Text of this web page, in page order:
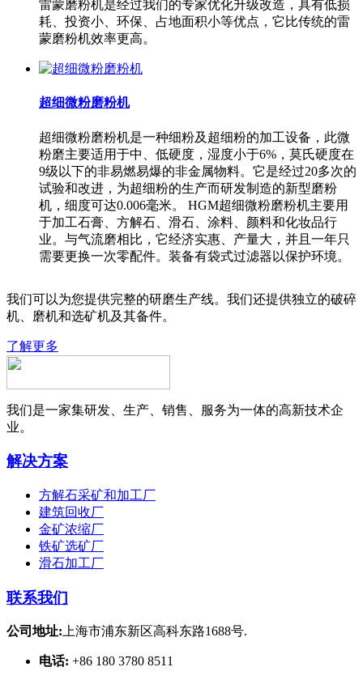
雷蒙磨粉机是经过我们的专家优化升级改造，具有低损
耗、投资小、环保、占地面积小等优点，它比传统的雷
蒙磨粉机效率更高。
超细微粉磨粉机
超细微粉磨粉机是一种细粉及超细粉的加工设备，此微
粉磨主要适用于中、低硬度，湿度小于6%，莫氏硬度在
9级以下的非易燃易爆的非金属物料。它是经过20多次的
试验和改进，为超细粉的生产而研发制造的新型磨粉
机，细度可达0.006毫米。 HGM超细微粉磨粉机主要用
于加工石膏、方解石、滑石、涂料、颜料和化妆品行
业。与气流磨相比，它经济实惠、产量大，并且一年只
需要更换一次零配件。装备有袋式过滤器以保护环境。
我们可以为您提供完整的研磨生产线。我们还提供独立的破碎
机、磨机和选矿机及其备件。
了解更多
我们是一家集研发、生产、销售、服务为一体的高新技术企
业。
解决方案
方解石采矿和加工厂
建筑回收厂
金矿浓缩厂
铁矿选矿厂
滑石加工厂
联系我们
公司地址:上海市浦东新区高科东路1688号.
电话: +86 180 3780 8511